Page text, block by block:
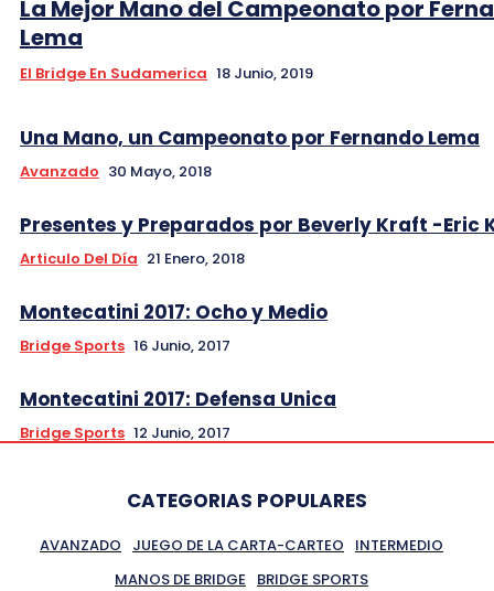
La Mejor Mano del Campeonato por
Lema
El Bridge En Sudamerica 18 Junio, 2019
Una Mano, un Campeonato por Fernando Lema
Avanzado 30 Mayo, 2018
Presentes y Preparados por Beverly Kraft -Eric
Articulo Del Día 21 Enero, 2018
Montecatini 2017: Ocho y Medio
Bridge Sports 16 Junio, 2017
Montecatini 2017: Defensa Unica
Bridge Sports 12 Junio, 2017
CATEGORIAS POPULARES
AVANZADO JUEGO DE LA CARTA-CARTEO
INTERMEDIO
MANOS DE BRIDGE
BRIDGE SPORTS